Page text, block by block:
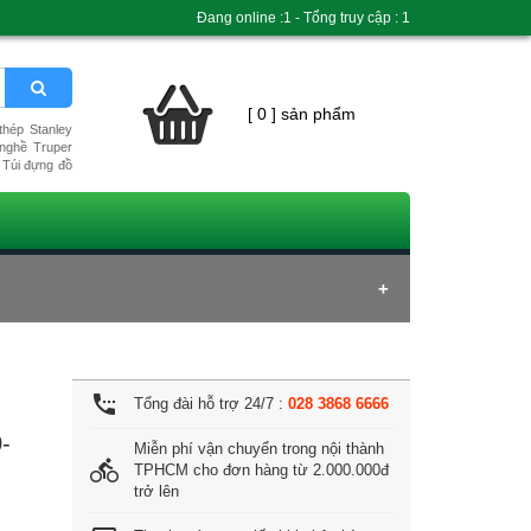
Stanley
Truper
Túi đựng đồ
[ 0 ] sản phẩm
settings_phone Tổng đài hỗ trợ 24/7 : 028 3868 6666
directions_bike
Miễn phí vận chuyển trong nội thành
TPHCM cho đơn hàng từ 2.000.000đ
trở lên
Đang online :1 - Tổng truy cập : 1